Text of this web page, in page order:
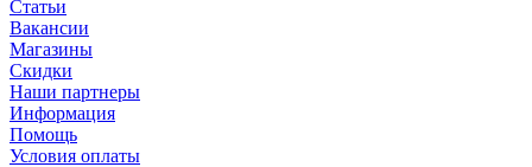
Статьи
Вакансии
Магазины
Скидки
Наши партнеры
Информация
Помощь
Условия оплаты